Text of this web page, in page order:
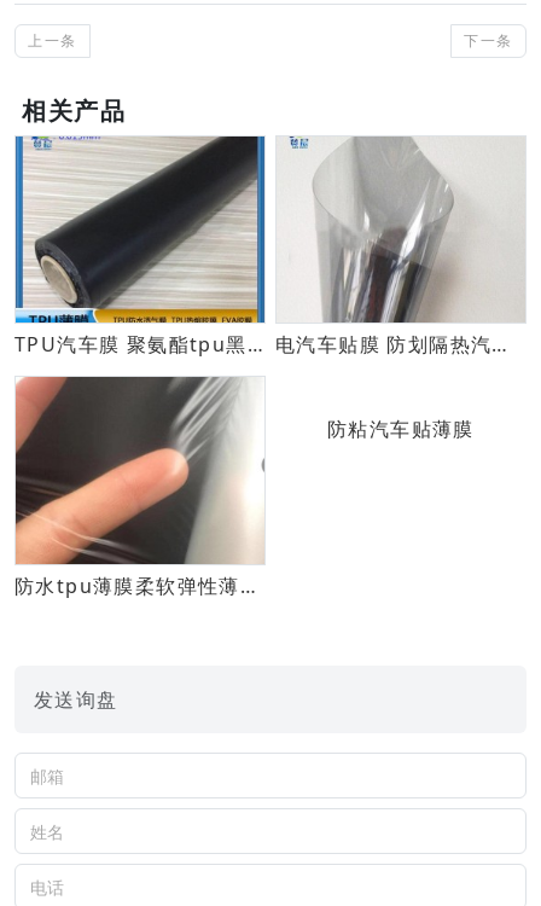
上一条 下一条
相关产品
TPU汽车膜 聚氨酯tpu黑色防水透气膜 ZC 电汽车贴膜 防划隔热汽车贴TPU薄膜 各种颜色汽车膜厂家价格直销
防水tpu薄膜柔软弹性薄膜汽车内饰海绵皮革材料用热熔胶膜
防粘汽车贴薄膜
发送询盘